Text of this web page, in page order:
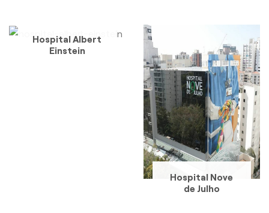
Hospital Albert
Einstein
Hospital Nove
de Julho